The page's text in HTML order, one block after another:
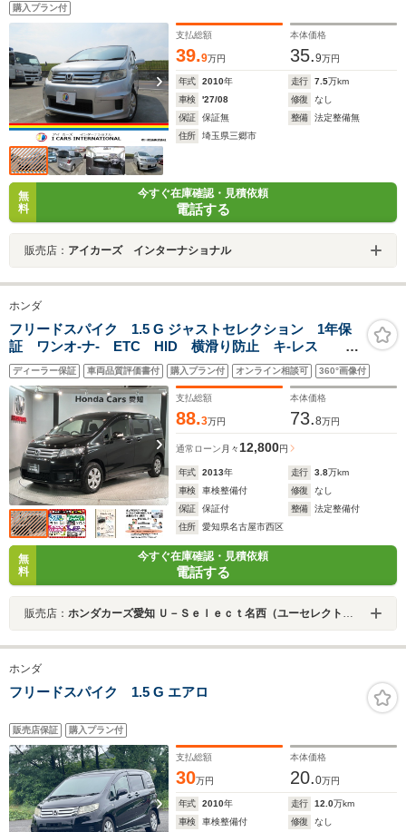
購入プラン付
支払総額
39.9万円
本体価格
35.9万円
年式 2010年 走行 7.5万km
車検
'27/08 修復
なし
保証
保証無 整備
法定整備無
住所
埼玉県三郷市
無
料
今すぐ在庫確認・見積依頼
電話する
販売店： アイカーズ インターナショナル
ホンダ
フリードスパイク 1.5 G ジャストセレクション 1年保
証 ワンオ-ナ- ETC HID 横滑り防止 キ-レス ド
アバイザ- AAC Wエアバッグ
ディーラー保証 車両品質評価書付 購入プラン付 オンライン相談可 360°画像付
支払総額
88.3万円
本体価格
73.8万円
通常ローン 月々 12,800円
年式 2013年 走行 3.8万km
車検
車検整備付 修復
なし
保証
保証付 整備
法定整備付
住所
愛知県名古屋市西区
無
料
今すぐ在庫確認・見積依頼
電話する
販売店： ホンダカーズ愛知 Ｕ－Ｓｅｌｅｃｔ名西（ユーセレクト名西）
ホンダ
フリードスパイク 1.5 G エアロ
販売店保証 購入プラン付
支払総額
30万円
本体価格
20.0万円
年式 2010年 走行 12.0万km
車検
車検整備付 修復
なし